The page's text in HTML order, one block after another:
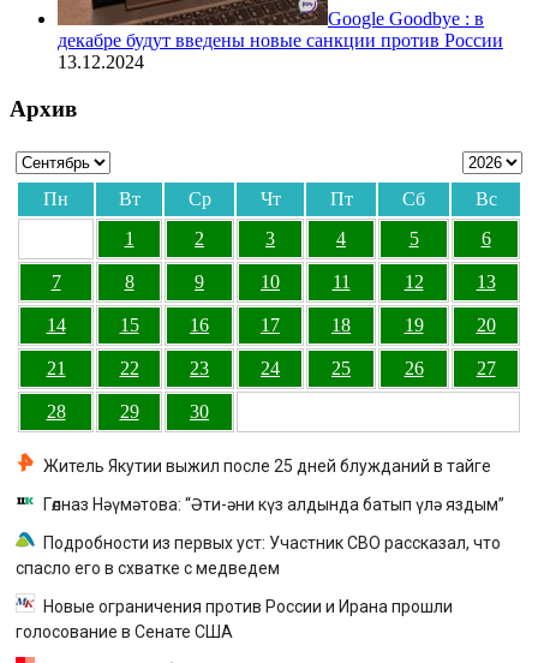
Google Goodbye : в
декабре будут введены новые санкции против России
13.12.2024
Архив
Пн Вт Ср Чт Пт Сб
Вс
1
2 3 4 5 6
7 8 9 10 11 12 13
14 15 16 17 18 19 20
21 22 23 24 25 26 27
28 29 30
Житель Якутии выжил после 25 дней блужданий в тайге
Гөлназ Нәүмәтова: “Әти-әни күз алдында батып үлә яздым”
Подробности из первых уст: Участник СВО рассказал, что
спасло его в схватке с медведем
Новые ограничения против России и Ирана прошли
голосование в Сенате США